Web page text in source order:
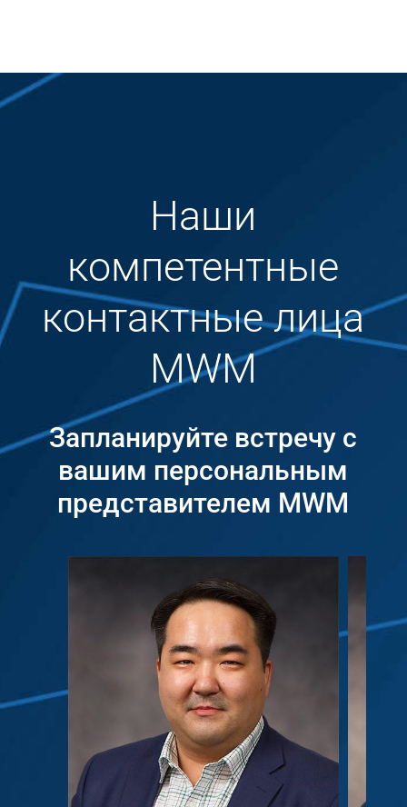
Наши
компетентные
контактные лица
MWM
Запланируйте встречу с
вашим персональным
представителем MWM